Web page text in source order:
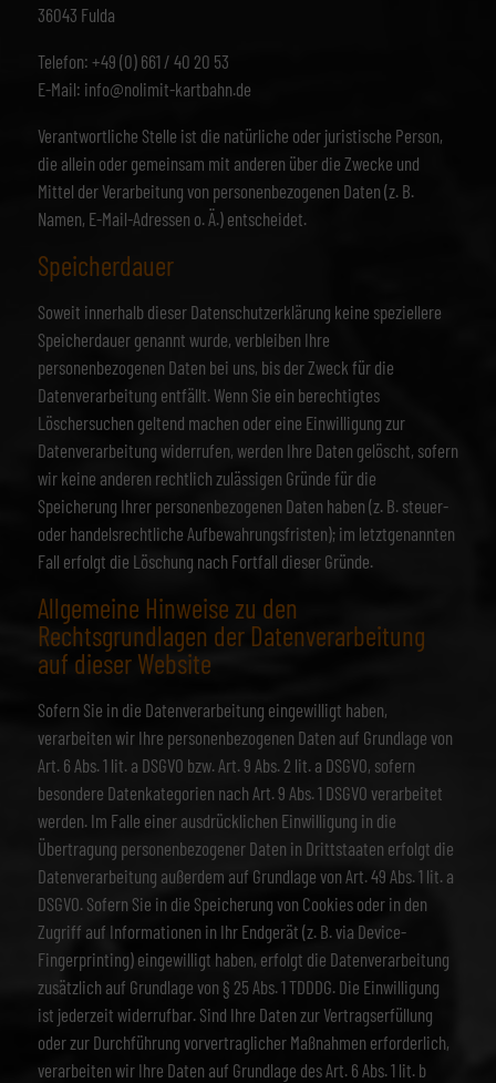
36043 Fulda
Telefon: +49 (0) 661 / 40 20 53
E-Mail: info@nolimit-kartbahn.de
Verantwortliche Stelle ist die natürliche oder juristische Person,
die allein oder gemeinsam mit anderen über die Zwecke und
Mittel der Verarbeitung von personenbezogenen Daten (z. B.
Namen, E-Mail-Adressen o. Ä.) entscheidet.
Speicherdauer
Soweit innerhalb dieser Datenschutzerklärung keine speziellere
Speicherdauer genannt wurde, verbleiben Ihre
personenbezogenen Daten bei uns, bis der Zweck für die
Datenverarbeitung entfällt. Wenn Sie ein berechtigtes
Löschersuchen geltend machen oder eine Einwilligung zur
Datenverarbeitung widerrufen, werden Ihre Daten gelöscht, sofern
wir keine anderen rechtlich zulässigen Gründe für die
Speicherung Ihrer personenbezogenen Daten haben (z. B. steuer-
oder handelsrechtliche Aufbewahrungsfristen); im letztgenannten
Fall erfolgt die Löschung nach Fortfall dieser Gründe.
Allgemeine Hinweise zu den
Rechtsgrundlagen der Datenverarbeitung
auf dieser Website
Sofern Sie in die Datenverarbeitung eingewilligt haben,
verarbeiten wir Ihre personenbezogenen Daten auf Grundlage von
Art. 6 Abs. 1 lit. a DSGVO bzw. Art. 9 Abs. 2 lit. a DSGVO, sofern
besondere Datenkategorien nach Art. 9 Abs. 1 DSGVO verarbeitet
werden. Im Falle einer ausdrücklichen Einwilligung in die
Übertragung personenbezogener Daten in Drittstaaten erfolgt die
Datenverarbeitung außerdem auf Grundlage von Art. 49 Abs. 1 lit. a
DSGVO. Sofern Sie in die Speicherung von Cookies oder in den
Zugriff auf Informationen in Ihr Endgerät (z. B. via Device-
Fingerprinting) eingewilligt haben, erfolgt die Datenverarbeitung
zusätzlich auf Grundlage von § 25 Abs. 1 TDDDG. Die Einwilligung
ist jederzeit widerrufbar. Sind Ihre Daten zur Vertragserfüllung
oder zur Durchführung vorvertraglicher Maßnahmen erforderlich,
verarbeiten wir Ihre Daten auf Grundlage des Art. 6 Abs. 1 lit. b